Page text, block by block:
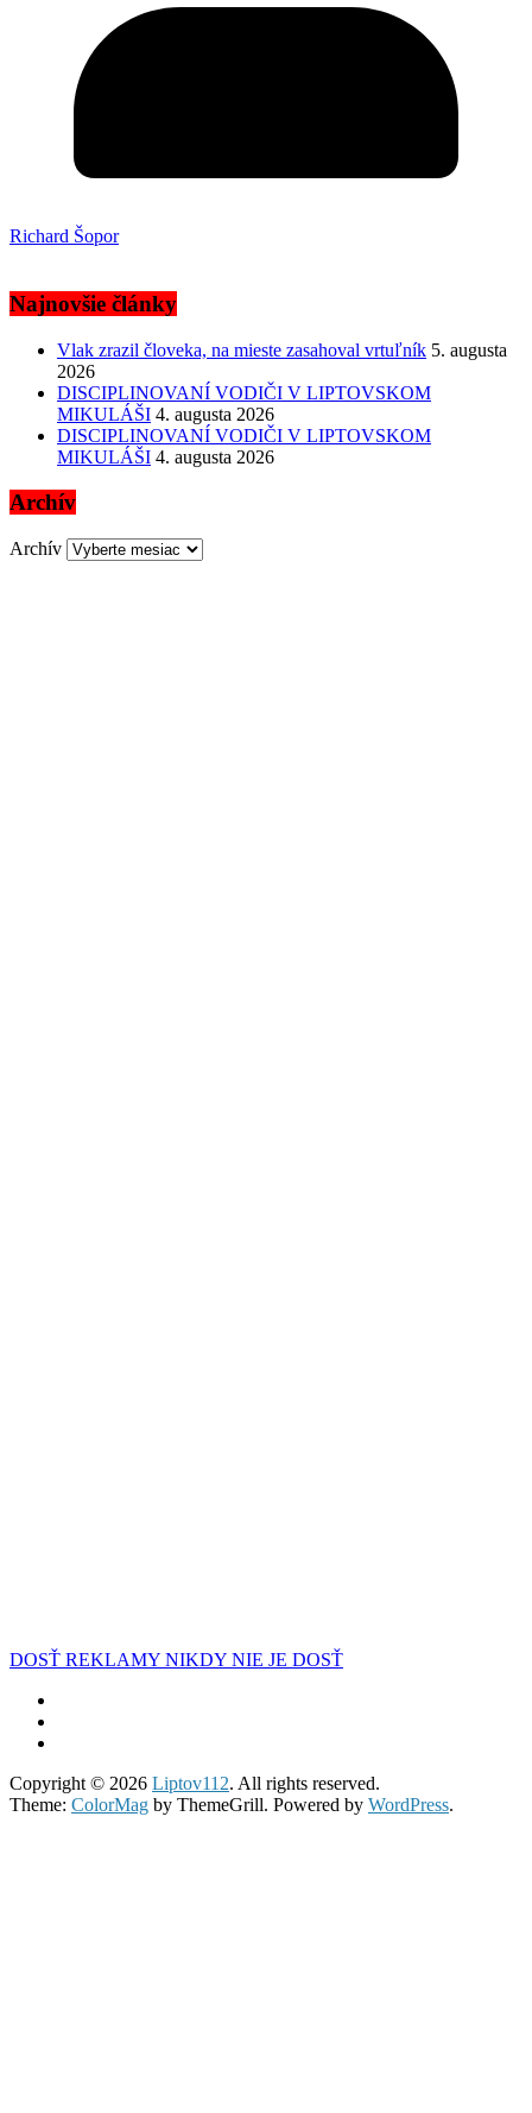
Richard Šopor
Najnovšie články
Vlak zrazil človeka, na mieste zasahoval vrtuľník 5. augusta
2026
DISCIPLINOVANÍ VODIČI V LIPTOVSKOM
MIKULÁŠI 4. augusta 2026
DISCIPLINOVANÍ VODIČI V LIPTOVSKOM
MIKULÁŠI 4. augusta 2026
Archív
Archív
DOSŤ REKLAMY NIKDY NIE JE DOSŤ
Copyright © 2026 Liptov112. All rights reserved.
Theme: ColorMag by ThemeGrill. Powered by WordPress.